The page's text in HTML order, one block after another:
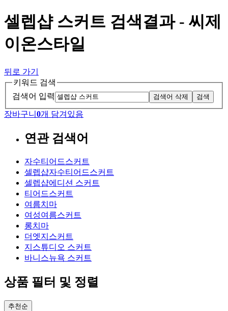
셀렙샵 스커트 검색결과 - 씨제
이온스타일
뒤로 가기
키워드 검색
검색어 입력
검색어 삭제 검색
장바구니 0개 담겨있음
연관 검색어
자수티어드스커트
셀렙샵자수티어드스커트
셀렙샵에디션 스커트
티어드스커트
여름치마
여성여름스커트
롱치마
더엣지스커트
지스튜디오 스커트
바니스뉴욕 스커트
상품 필터 및 정렬
추천순